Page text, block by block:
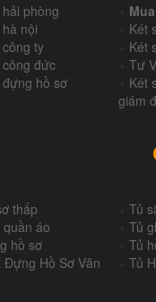
phòng
nội Két
ty Két
công đức Tư
đựng hồ sơ
Két
giám
thấp Tủ
áo Tủ
hồ sơ Tủ
Đựng Hồ Sơ Văn
Tủ